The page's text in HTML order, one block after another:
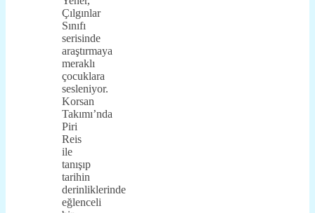
Çılgınlar
Sınıfı
serisinde
araştırmaya
meraklı
çocuklara
sesleniyor.
Korsan
Takımı’nda
Piri
Reis
ile
tanışıp
tarihin
derinliklerinde
eğlenceli